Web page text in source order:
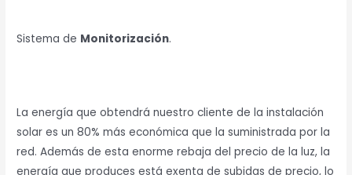
Sistema de Monitorización.
La energía que obtendrá nuestro cliente de la instalación
solar es un 80% más económica que la suministrada por la
red. Además de esta enorme rebaja del precio de la luz, la
energía que produces está exenta de subidas de precio, lo